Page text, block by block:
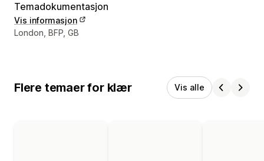
Temadokumentasjon
Vis informasjon
Designerens kontaktinfo
London, BFP, GB
Flere temaer for klær Vis alle